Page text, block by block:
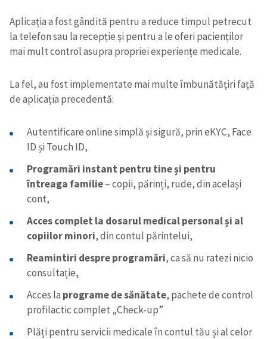
Aplicația a fost gândită pentru a reduce timpul petrecut
la telefon sau la recepție și pentru a le oferi pacienților
mai mult control asupra propriei experiențe medicale.
La fel, au fost implementate mai multe îmbunătățiri față
de aplicația precedentă:
Autentificare online simplă și sigură, prin eKYC, Face
ID și Touch ID,
Programări instant pentru tine și pentru
întreaga familie– copii, părinți, rude, din același
cont,
Acces complet la dosarul medical personal și al
copiilor minori, din contul părintelui,
Reamintiri despre programări, ca să nu ratezi nicio
consultație,
Acces la programe de sănătate, pachete de control
profilactic complet „Check-up”
Plăți pentru servicii medicale în contul tău și al celor